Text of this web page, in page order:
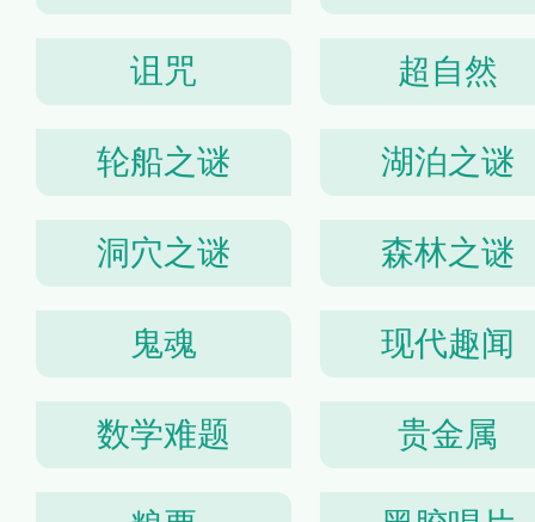
诅咒 超自然
轮船之谜 湖泊之谜
洞穴之谜 森林之谜
鬼魂 现代趣闻
数学难题 贵金属